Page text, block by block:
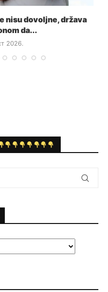
nisu dovoljne, država
da...
2026.